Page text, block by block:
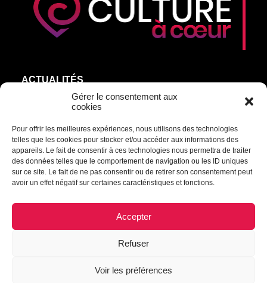
Gérer le consentement aux
cookies
Pour offrir les meilleures expériences, nous utilisons des technologies
telles que les cookies pour stocker et/ou accéder aux informations des
appareils. Le fait de consentir à ces technologies nous permettra de traiter
des données telles que le comportement de navigation ou les ID uniques
sur ce site. Le fait de ne pas consentir ou de retirer son consentement peut
avoir un effet négatif sur certaines caractéristiques et fonctions.
Accepter
Refuser
Voir les préférences
ACTUALITÉS
AGEND’ART
NOS ARTISTES
ÉDITIONS
S’ABONNER
Transmettre une information ou un commentaire :
© 2021 Culture à cœur | Tous droits réservés.
|